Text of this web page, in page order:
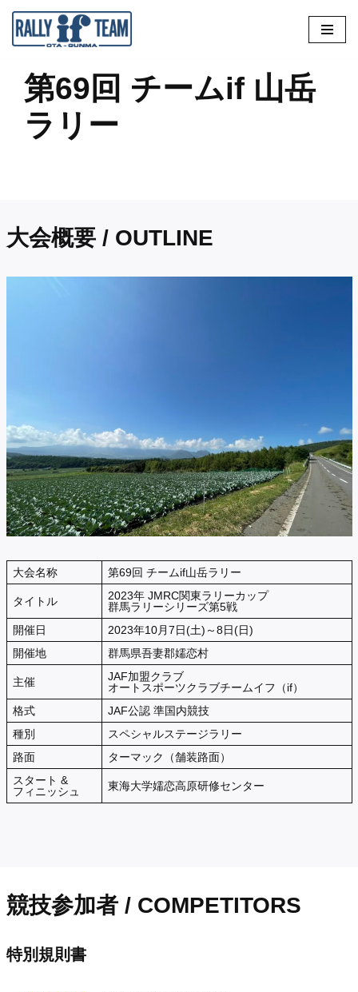
コ
テ
プ
第69回 チームif 山岳
ラリー
大会概要 / OUTLINE
大会名称 第69回 チームif山岳ラリー
タイトル
2023年 JMRC関東ラリーカップ
群馬ラリーシリーズ第5戦
開催日
2023年10月7日(土)～8日(日)
開催地
群馬県吾妻郡嬬恋村
主催
JAF加盟クラブ
オートスポーツクラブチームイフ（if）
格式
JAF公認 準国内競技
種別
スペシャルステージラリー
路面
ターマック（舗装路面）
スタート &
フィニッシュ
東海大学嬬恋高原研修センター
競技参加者 / COMPETITORS
特別規則書